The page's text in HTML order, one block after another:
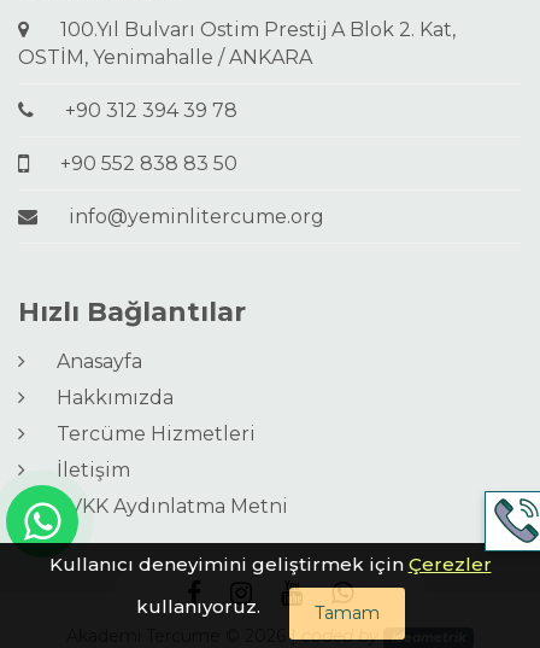
100.Yıl Bulvarı Ostim Prestij A Blok 2. Kat,
OSTİM, Yenimahalle / ANKARA
+90 312 394 39 78
+90 552 838 83 50
info@yeminlitercume.org
Hızlı Bağlantılar
Anasayfa
Hakkımızda
Tercüme Hizmetleri
İletişim
KVKK Aydınlatma Metni
Akademi Tercüme © 2026 |coded by ideametrik
Kullanıcı deneyimini geliştirmek için Çerezler
kullanıyoruz.
Tamam